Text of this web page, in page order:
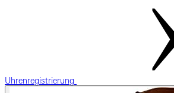
Uhrenregistrierung